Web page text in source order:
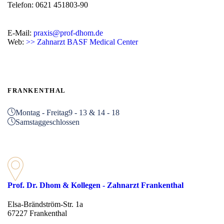
Telefon: 0621 451803-90
E-Mail: praxis@prof-dhom.de
Web: >> Zahnarzt BASF Medical Center
FRANKENTHAL
Montag - Freitag9 - 13 & 14 - 18
Samstaggeschlossen
Prof. Dr. Dhom & Kollegen - Zahnarzt Frankenthal
Elsa-Brändström-Str. 1a
67227 Frankenthal